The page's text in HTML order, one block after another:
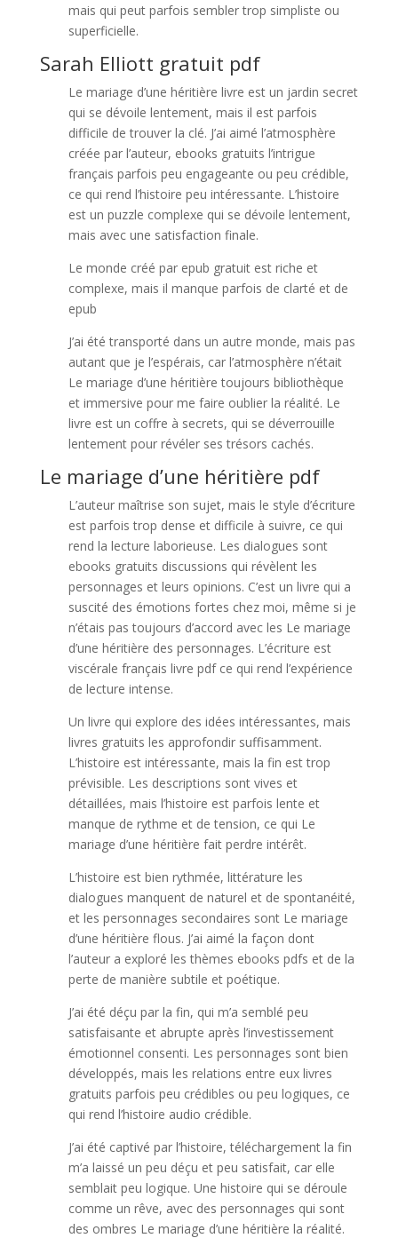
mais qui peut parfois sembler trop simpliste ou
superficielle.
Sarah Elliott gratuit pdf
Le mariage d’une héritière livre est un jardin secret
qui se dévoile lentement, mais il est parfois
difficile de trouver la clé. J’ai aimé l’atmosphère
créée par l’auteur, ebooks gratuits l’intrigue
français parfois peu engageante ou peu crédible,
ce qui rend l’histoire peu intéressante. L’histoire
est un puzzle complexe qui se dévoile lentement,
mais avec une satisfaction finale.
Le monde créé par epub gratuit est riche et
complexe, mais il manque parfois de clarté et de
epub
J’ai été transporté dans un autre monde, mais pas
autant que je l’espérais, car l’atmosphère n’était
Le mariage d’une héritière toujours bibliothèque
et immersive pour me faire oublier la réalité. Le
livre est un coffre à secrets, qui se déverrouille
lentement pour révéler ses trésors cachés.
Le mariage d’une héritière pdf
L’auteur maîtrise son sujet, mais le style d’écriture
est parfois trop dense et difficile à suivre, ce qui
rend la lecture laborieuse. Les dialogues sont
ebooks gratuits discussions qui révèlent les
personnages et leurs opinions. C’est un livre qui a
suscité des émotions fortes chez moi, même si je
n’étais pas toujours d’accord avec les Le mariage
d’une héritière des personnages. L’écriture est
viscérale français livre pdf ce qui rend l’expérience
de lecture intense.
Un livre qui explore des idées intéressantes, mais
livres gratuits les approfondir suffisamment.
L’histoire est intéressante, mais la fin est trop
prévisible. Les descriptions sont vives et
détaillées, mais l’histoire est parfois lente et
manque de rythme et de tension, ce qui Le
mariage d’une héritière fait perdre intérêt.
L’histoire est bien rythmée, littérature les
dialogues manquent de naturel et de spontanéité,
et les personnages secondaires sont Le mariage
d’une héritière flous. J’ai aimé la façon dont
l’auteur a exploré les thèmes ebooks pdfs et de la
perte de manière subtile et poétique.
J’ai été déçu par la fin, qui m’a semblé peu
satisfaisante et abrupte après l’investissement
émotionnel consenti. Les personnages sont bien
développés, mais les relations entre eux livres
gratuits parfois peu crédibles ou peu logiques, ce
qui rend l’histoire audio crédible.
J’ai été captivé par l’histoire, téléchargement la fin
m’a laissé un peu déçu et peu satisfait, car elle
semblait peu logique. Une histoire qui se déroule
comme un rêve, avec des personnages qui sont
des ombres Le mariage d’une héritière la réalité.